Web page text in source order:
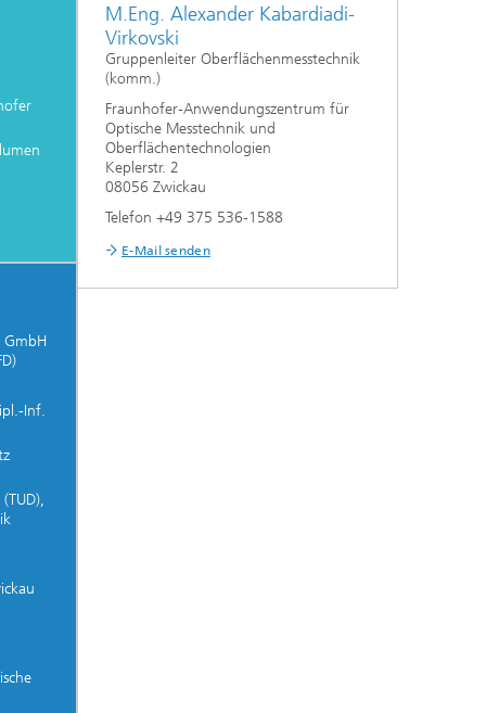
GmbH
Inf.
M.Eng. Alexander Kabardiadi-
Virkovski
Gruppenleiter Oberflächenmesstechnik
(komm.)
Fraunhofer-Anwendungszentrum für
Optische Messtechnik und
Oberflächentechnologien
Keplerstr. 2
08056 Zwickau
Telefon +49 375 536-1588
E-Mail senden